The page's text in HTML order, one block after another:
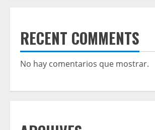
RECENT COMMENTS
No hay comentarios que mostrar.